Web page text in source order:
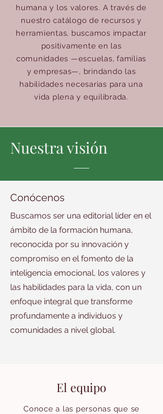
humana y los valores. A través de
nuestro catálogo de recursos y
herramientas, buscamos impactar
positivamente en las
comunidades —escuelas, familias
y empresas—, brindando las
habilidades necesarias para una
vida plena y equilibrada.
Nuestra visión
Conócenos
Buscamos ser una editorial líder en el
ámbito de la formación humana,
reconocida por su innovación y
compromiso en el fomento de la
inteligencia emocional, los valores y
las habilidades para la vida, con un
enfoque integral que transforme
profundamente a individuos y
comunidades a nivel global.
El equipo
Conoce a las personas que se